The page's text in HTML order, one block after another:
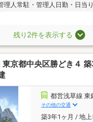
理人常駐・管理人日勤・日当
残り2件を表示する
東京都中央区勝どき４
都営浅草線 東
その他の交通
築3年1ヶ月 / 地